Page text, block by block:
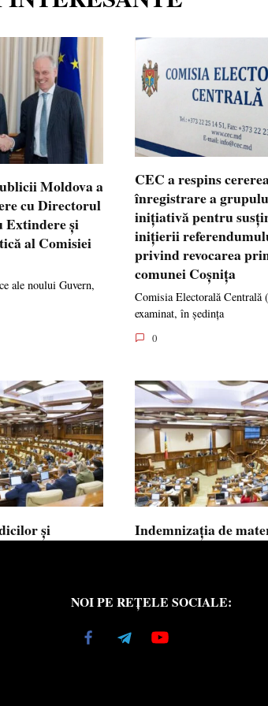
Moldova a
cu Directorul
Extindere și
al Comisiei
ale noului Guvern,
CEC a respins
înregistrare a
inițiativă pentru
inițierii
privind revocarea
comunei Coșnița
Comisia Electorală Centrală
examinat, în ședința
0
și
obținute de medici
Indemnizația de
copilului
Indemnizația de maternitate
necăsătorite
NOI PE REȚELE SOCIALE: